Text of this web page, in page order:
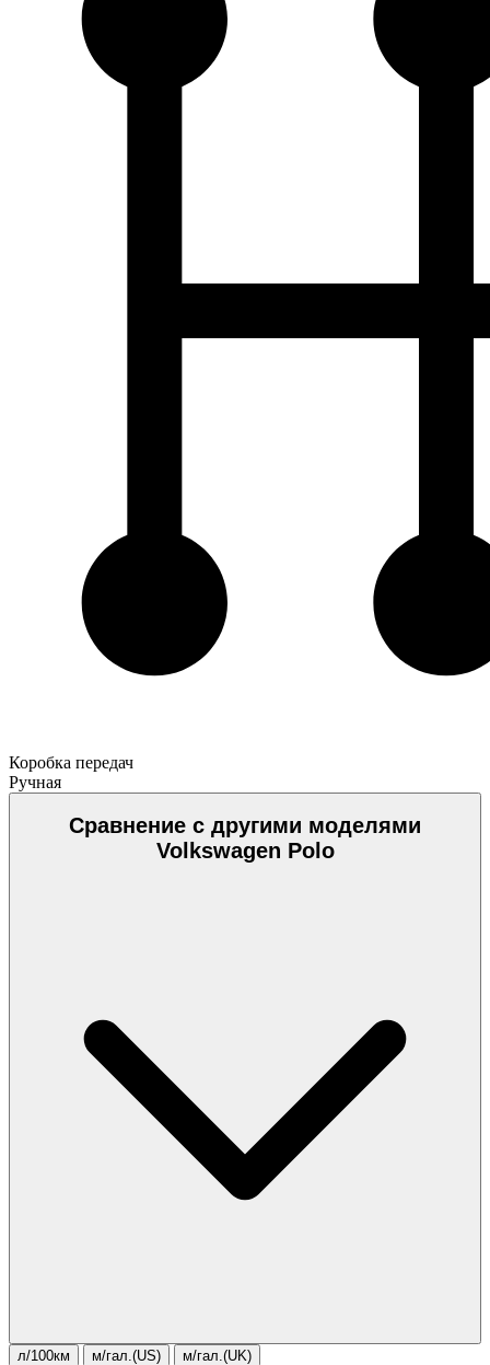
Коробка передач
Ручная
Сравнение с другими моделями
Volkswagen Polo
л/100км м/гал.(US) м/гал.(UK)